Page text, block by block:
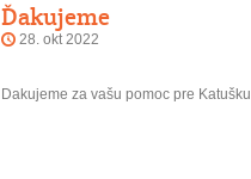
Ďakujeme
28. okt 2022
Dakujeme za vašu pomoc pre Katušku